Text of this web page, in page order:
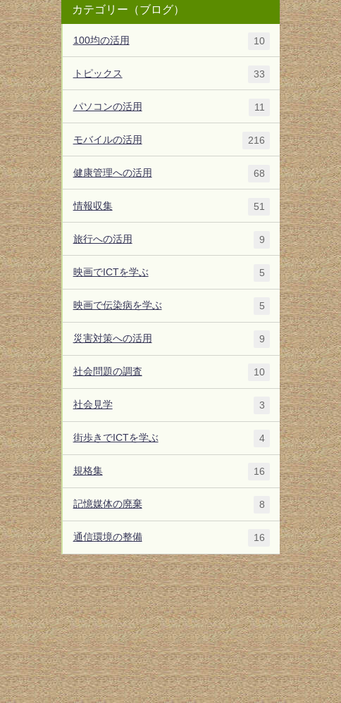
カテゴリー（ブログ）
100均の活用 10
トピックス 33
パソコンの活用 11
モバイルの活用 216
健康管理への活用 68
情報収集 51
旅行への活用 9
映画でICTを学ぶ 5
映画で伝染病を学ぶ 5
災害対策への活用 9
社会問題の調査 10
社会見学 3
街歩きでICTを学ぶ 4
規格集 16
記憶媒体の廃棄 8
通信環境の整備 16